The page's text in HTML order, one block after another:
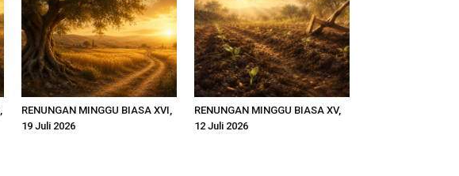
RENUNGAN MINGGU BIASA XVI,
19 Juli 2026
RENUNGAN MINGGU BIASA XV,
12 Juli 2026